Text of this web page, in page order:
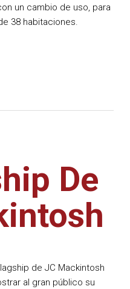
un cambio de uso, para
38 habitaciones.
De
de JC Mackintosh
al gran público su